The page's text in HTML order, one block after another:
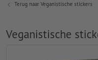
Terug naar Veganistische stickers
Veganistische